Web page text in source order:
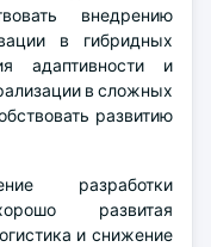
внедрению
в гибридных
адаптивности и
в сложных
развитию
разработки
развитая
и снижение